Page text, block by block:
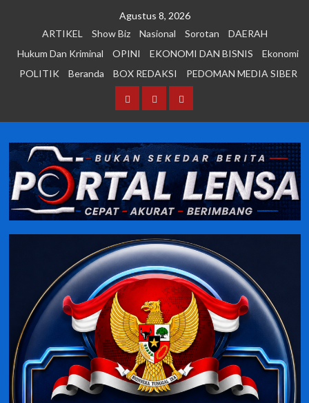
Agustus 8, 2026
ARTIKEL
Show Biz Nasional Sorotan
DAERAH
Hukum Dan Kriminal
OPINI EKONOMI DAN BISNIS
Ekonomi
POLITIK
Beranda BOX REDAKSI PEDOMAN MEDIA SIBER
BerandaBOX PEDOMAN
SIBER